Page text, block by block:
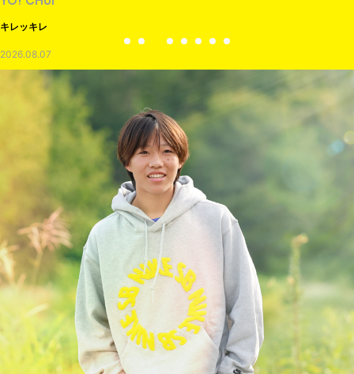
キレッキレ
2026.08.07